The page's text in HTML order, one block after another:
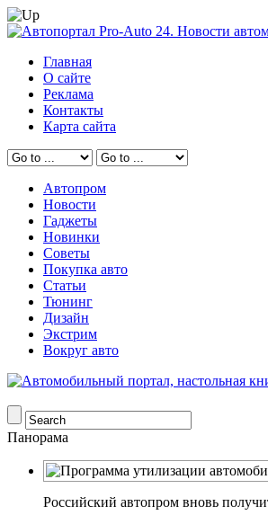
Главная
О сайте
Реклама
Контакты
Карта сайта
Автопром
Новости
Гаджеты
Новинки
Советы
Покупка авто
Статьи
Тюнинг
Дизайн
Экстрим
Вокруг авто
Панорама
Российский автопром вновь